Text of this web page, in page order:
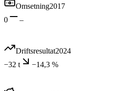
Omsetning2017
0
–
Driftsresultat2024
−32 t
−14,3 %